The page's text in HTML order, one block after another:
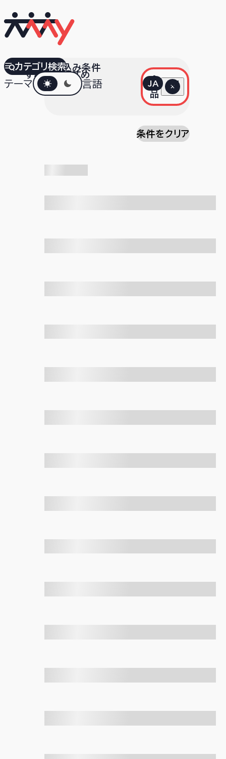
すべておすすめ
テーマダークモード言語 JA EN
カテゴリ検索絞り込み条件
食
品
条件をクリア